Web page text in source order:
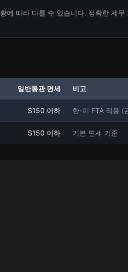
에 따라 다를 수 있습니다. 정확한 세
일반통관 면세 비고
$150 이하 한-미 FTA 적용 (
$150 이하 기본 면세 기준